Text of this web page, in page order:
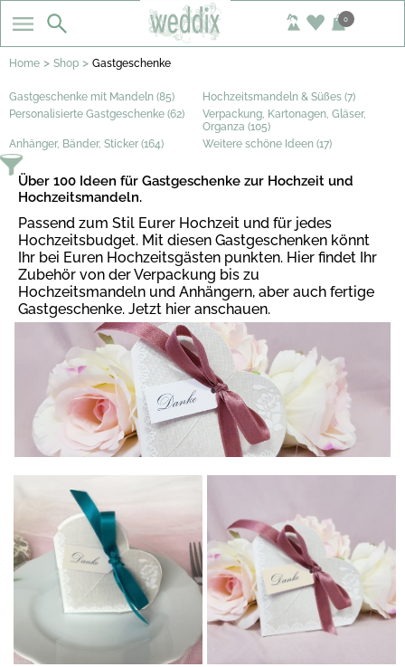
0
Home > Shop > Gastgeschenke
Gastgeschenke mit Mandeln (85)
Hochzeitsmandeln & Süßes (7)
Personalisierte Gastgeschenke (62)
Verpackung, Kartonagen, Gläser,
Organza (105)
Anhänger, Bänder, Sticker (164)
Weitere schöne Ideen (17)
Über 100 Ideen für Gastgeschenke zur Hochzeit und
Hochzeitsmandeln.
Passend zum Stil Eurer Hochzeit und für jedes
Hochzeitsbudget. Mit diesen Gastgeschenken könnt
Ihr bei Euren Hochzeitsgästen punkten. Hier findet Ihr
Zubehör von der Verpackung bis zu
Hochzeitsmandeln und Anhängern, aber auch fertige
Gastgeschenke. Jetzt hier anschauen.